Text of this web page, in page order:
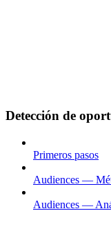
Detección de
Primeros pasos
Audiences —
Audiences —